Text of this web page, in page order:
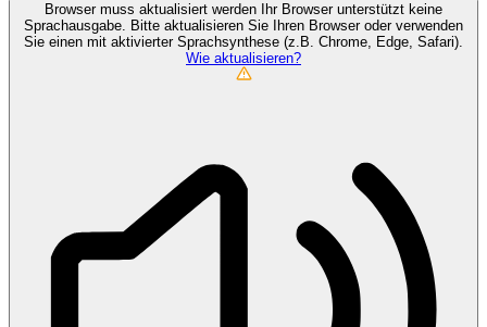
Browser muss aktualisiert werden
Ihr Browser unterstützt keine
Sprachausgabe. Bitte aktualisieren Sie Ihren Browser oder verwenden
Sie einen mit aktivierter Sprachsynthese (z.B. Chrome, Edge, Safari).
Wie aktualisieren?